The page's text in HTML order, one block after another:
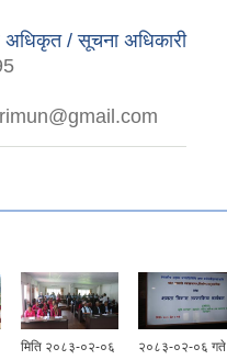
अधिकृत / सूचना अधिकारी
मिति २०८३-०२-०६
२०८३-०२-०६ गते